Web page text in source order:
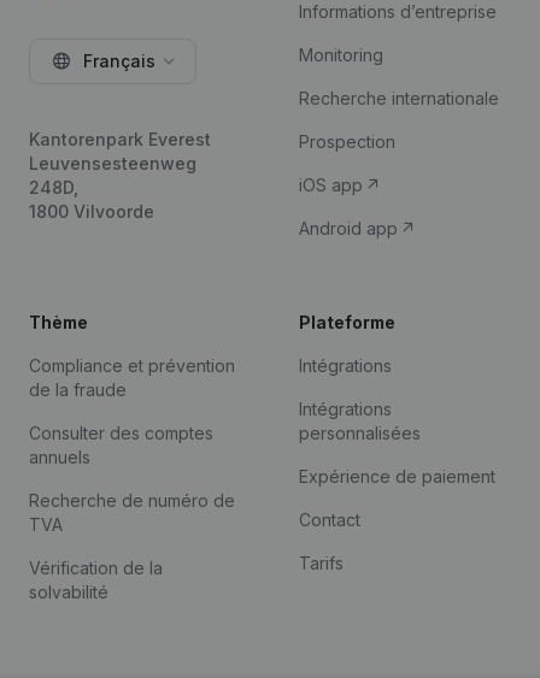
Français
Kantorenpark Everest
Leuvensesteenweg
248D,
1800 Vilvoorde
Informations d’entreprise
Monitoring
Recherche internationale
Prospection
iOS app
Android app
Thème
Compliance et prévention
de la fraude
Consulter des comptes
annuels
Recherche de numéro de
TVA
Vérification de la
solvabilité
Plateforme
Intégrations
Intégrations
personnalisées
Expérience de paiement
Contact
Tarifs